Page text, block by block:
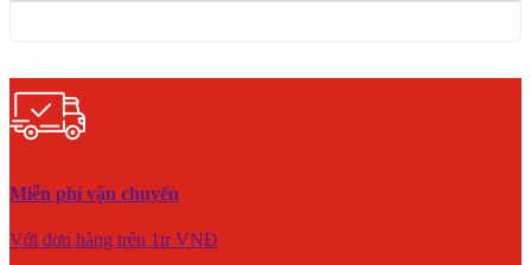
Miễn phí vận chuyển
Với đơn hàng trên 1tr VNĐ